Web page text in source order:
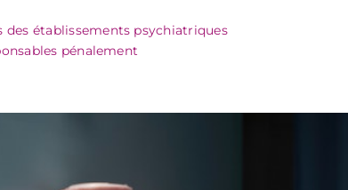
des établissements psychiatriques
pénalement